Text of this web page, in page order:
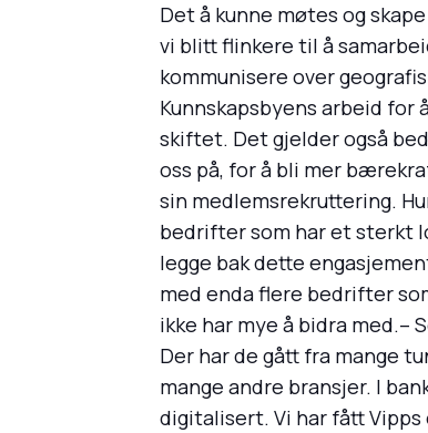
Det å kunne møtes og
vi blitt flinkere til å
kommunisere over
Kunnskapsbyens arbeid
skiftet. Det gjelder også
oss på, for å bli mer
sin medlemsrekruttering.
bedrifter som har et sterkt
legge bak dette
med enda flere bedrifter
ikke har mye å bidra med.–
Der har de gått fra mange
mange andre bransjer. I
digitalisert. Vi har fått Vipps